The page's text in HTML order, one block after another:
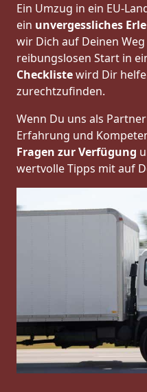
Ein Umzug in ein EU-
ein unvergessliches
wir Dich auf Deinen
reibungslosen Start in
Checklistewird Dir
zurechtzufinden.
Wenn Du uns als
Erfahrung und
Fragen zur Verfügung
wertvolle Tipps mit auf